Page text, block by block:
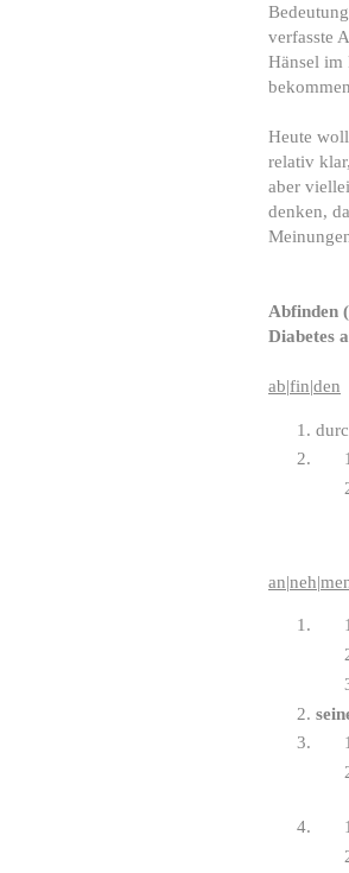
verfasste
Hänsel im
Heute
relativ
aber
denken,
Abfinden
Diabetes
ab|fin|den
an|neh|